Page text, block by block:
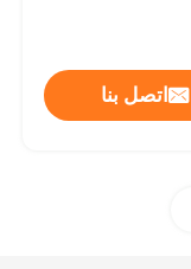
اتصل بنا